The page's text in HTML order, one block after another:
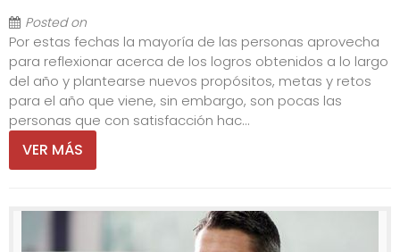
Posted on
Por estas fechas la mayoría de las personas aprovecha
para reflexionar acerca de los logros obtenidos a lo largo
del año y plantearse nuevos propósitos, metas y retos
para el año que viene, sin embargo, son pocas las
personas que con satisfacción hac...
VER MÁS